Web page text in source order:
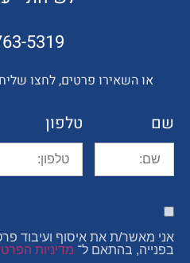
050-763-5319
פרטים, לחצו שליחה -
ת את איסוף ועיבוד פרטיי לצורך
בהתאם ל־מדיניות הפרטיותשל